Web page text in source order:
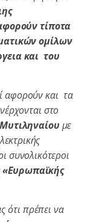
τίποτα
ομίλων
και του
αφορούν και τα
στο
με
συνολικότεροι
«Ευρωπαϊκής
ότι πρέπει να